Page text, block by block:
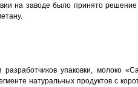
на заводе было принято
разработчиков упаковки, молоко
натуральных продуктов с